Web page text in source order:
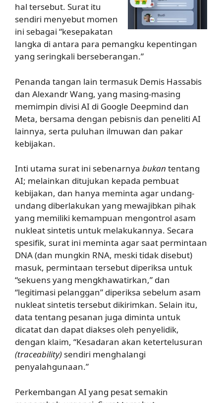
hal tersebut. Surat itu
sendiri menyebut momen
ini sebagai “kesepakatan
langka di antara para pemangku kepentingan
yang seringkali berseberangan.”
Penanda tangan lain termasuk Demis Hassabis
dan Alexandr Wang, yang masing-masing
memimpin divisi AI di Google Deepmind dan
Meta, bersama dengan pebisnis dan peneliti AI
lainnya, serta puluhan ilmuwan dan pakar
kebijakan.
Inti utama surat ini sebenarnya bukan tentang
AI; melainkan ditujukan kepada pembuat
kebijakan, dan hanya meminta agar undang-
undang diberlakukan yang mewajibkan pihak
yang memiliki kemampuan mengontrol asam
nukleat sintetis untuk melakukannya. Secara
spesifik, surat ini meminta agar saat permintaan
DNA (dan mungkin RNA, meski tidak disebut)
masuk, permintaan tersebut diperiksa untuk
“sekuens yang mengkhawatirkan,” dan
“legitimasi pelanggan” diperiksa sebelum asam
nukleat sintetis tersebut dikirimkan. Selain itu,
data tentang pesanan juga diminta untuk
dicatat dan dapat diakses oleh penyelidik,
dengan klaim, “Kesadaran akan ketertelusuran
(traceability) sendiri menghalangi
penyalahgunaan.”
Perkembangan AI yang pesat semakin